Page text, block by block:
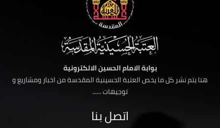
بوابة الامام الحسين الالكترونية
هنا يتم نشر كل ما يخص العتبة الحسينية المقدسة من اخبار ومشاريع و
توجيهات ......
اتصل بنا